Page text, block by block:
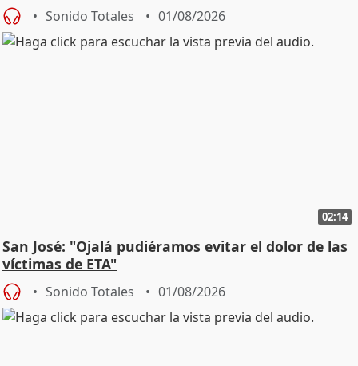
Sonido Totales 01/08/2026
02:14
San José: "Ojalá pudiéramos evitar el dolor de las
víctimas de ETA"
Sonido Totales 01/08/2026